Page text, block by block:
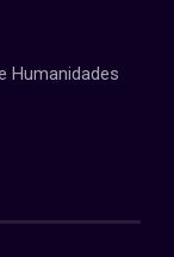
Humanidades